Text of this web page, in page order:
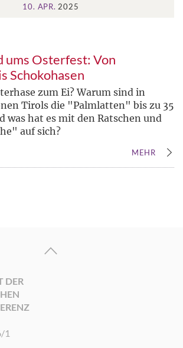
10. APR. 2025
ums Osterfest: Von
Schokohasen
zum Ei? Warum sind in
Tirols die "Palmlatten" bis zu 35
was hat es mit den Ratschen und
auf sich?
MEHR
DER
1